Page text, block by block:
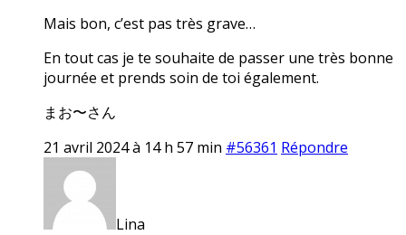
Mais bon, c’est pas très grave…
En tout cas je te souhaite de passer une très bonne
journée et prends soin de toi également.
まお〜さん
21 avril 2024 à 14 h 57 min #56361 Répondre
Lina